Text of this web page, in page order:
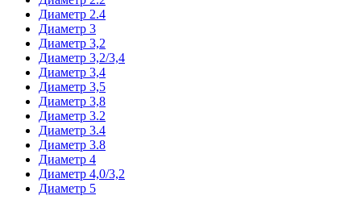
Диаметр 2.4
Диаметр 3
Диаметр 3,2
Диаметр 3,2/3,4
Диаметр 3,4
Диаметр 3,5
Диаметр 3,8
Диаметр 3.2
Диаметр 3.4
Диаметр 3.8
Диаметр 4
Диаметр 4,0/3,2
Диаметр 5